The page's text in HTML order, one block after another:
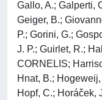
Gallo, A.; Galperti,
Geiger, B.;
P.; Gorini, G.;
J. P.; Guirlet, R.;
CORNELIS;
Hnat, B.;
Hopf, C.; Horáček,